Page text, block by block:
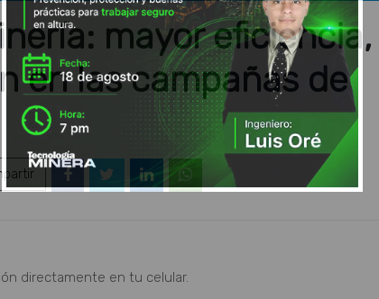
mayor eficiencia,
en las campañas de
directamente en tu celular.